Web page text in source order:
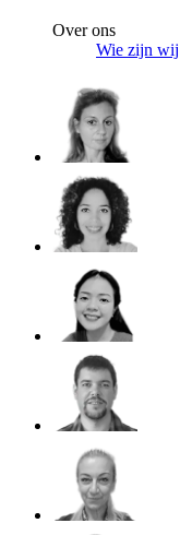
Over ons
Wie zijn wij